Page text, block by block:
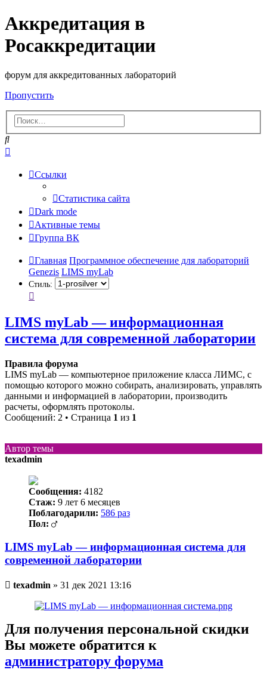
Аккредитация в
Росаккредитации
форум для аккредитованных лабораторий
Пропустить
Поиск
Ссылки
Статистика сайта
Dark mode
Активные темы
Группа ВК
Главная Программное обеспечение для лабораторий
Genezis LIMS myLab
Стиль:
LIMS myLab — информационная
система для современной лаборатории
Правила форума
LIMS myLab — компьютерное приложение класса ЛИМС, с
помощью которого можно собирать, анализировать, управлять
данными и информацией в лаборатории, производить
расчеты, оформлять протоколы.
Сообщений: 2 • Страница 1 из 1
Автор темы
texadmin
Сообщения: 4182
Стаж: 9 лет 6 месяцев
Поблагодарили: 586 раз
Пол:
LIMS myLab — информационная система для
современной лаборатории
Непрочитанное
texadmin » 31 дек 2021 13:16
Для получения персональной скидки
Вы можете обратится к
администратору форума